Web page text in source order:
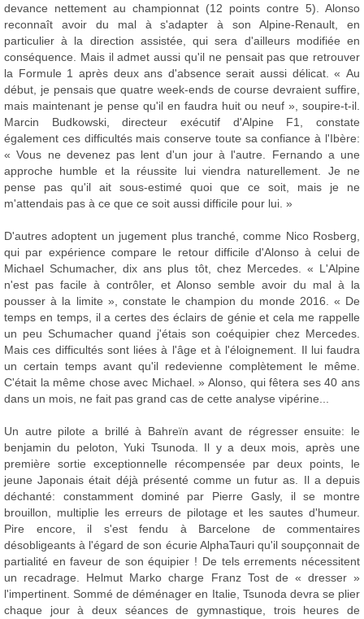
devance nettement au championnat (12 points contre 5). Alonso
reconnaît avoir du mal à s'adapter à son Alpine-Renault, en
particulier à la direction assistée, qui sera d'ailleurs modifiée en
conséquence. Mais il admet aussi qu'il ne pensait pas que retrouver
la Formule 1 après deux ans d'absence serait aussi délicat. « Au
début, je pensais que quatre week-ends de course devraient suffire,
mais maintenant je pense qu'il en faudra huit ou neuf », soupire-t-il.
Marcin Budkowski, directeur exécutif d'Alpine F1, constate
également ces difficultés mais conserve toute sa confiance à l'Ibère:
« Vous ne devenez pas lent d'un jour à l'autre. Fernando a une
approche humble et la réussite lui viendra naturellement. Je ne
pense pas qu'il ait sous-estimé quoi que ce soit, mais je ne
m'attendais pas à ce que ce soit aussi difficile pour lui. »
D'autres adoptent un jugement plus tranché, comme Nico Rosberg,
qui par expérience compare le retour difficile d'Alonso à celui de
Michael Schumacher, dix ans plus tôt, chez Mercedes. « L'Alpine
n'est pas facile à contrôler, et Alonso semble avoir du mal à la
pousser à la limite », constate le champion du monde 2016. « De
temps en temps, il a certes des éclairs de génie et cela me rappelle
un peu Schumacher quand j'étais son coéquipier chez Mercedes.
Mais ces difficultés sont liées à l'âge et à l'éloignement. Il lui faudra
un certain temps avant qu'il redevienne complètement le même.
C'était la même chose avec Michael. » Alonso, qui fêtera ses 40 ans
dans un mois, ne fait pas grand cas de cette analyse vipérine...
Un autre pilote a brillé à Bahreïn avant de régresser ensuite: le
benjamin du peloton, Yuki Tsunoda. Il y a deux mois, après une
première sortie exceptionnelle récompensée par deux points, le
jeune Japonais était déjà présenté comme un futur as. Il a depuis
déchanté: constamment dominé par Pierre Gasly, il se montre
brouillon, multiplie les erreurs de pilotage et les sautes d'humeur.
Pire encore, il s'est fendu à Barcelone de commentaires
désobligeants à l'égard de son écurie AlphaTauri qu'il soupçonnait de
partialité en faveur de son équipier ! De tels errements nécessitent
un recadrage. Helmut Marko charge Franz Tost de « dresser »
l'impertinent. Sommé de déménager en Italie, Tsunoda devra se plier
chaque jour à deux séances de gymnastique, trois heures de